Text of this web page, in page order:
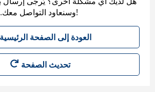
وسنعاود التواصل معك. شكرًا على صبرك!
العودة إلى الصفحة الرئيسية
تحديث الصفحة